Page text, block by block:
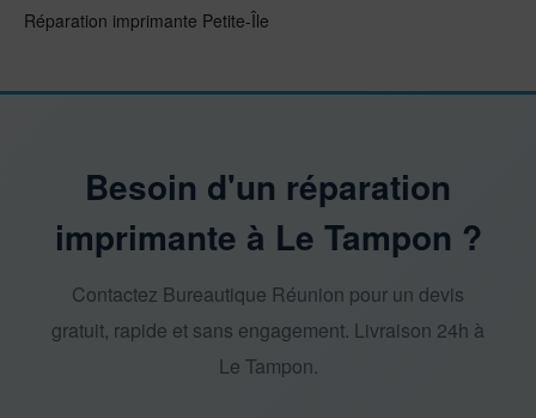
Réparation imprimante Petite-Île
Besoin d'un réparation
imprimante à Le Tampon ?
Contactez Bureautique Réunion pour un devis
gratuit, rapide et sans engagement. Livraison 24h à
Le Tampon.